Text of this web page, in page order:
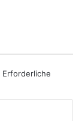
Erforderliche